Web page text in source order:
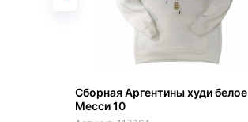
Сборная Аргентины худи белое
Месси 10